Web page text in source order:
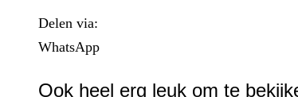
Delen via:
WhatsApp
Ook heel erg leuk om te